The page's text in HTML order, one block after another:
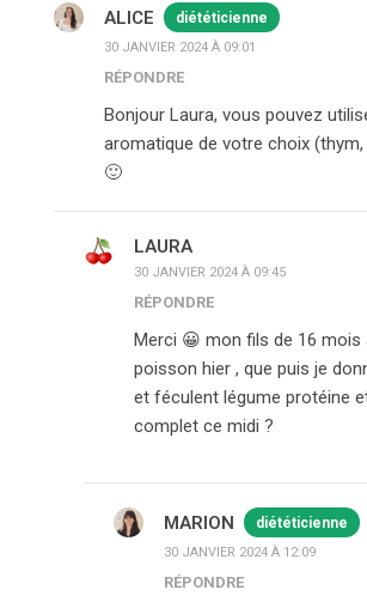
ALICE diététicienne
30 JANVIER 2024 À 09:01
RÉPONDRE
Bonjour Laura, vous pouvez
aromatique de votre choix
🙂
LAURA
30 JANVIER 2024 À 09:45
RÉPONDRE
Merci 😀 mon fils de 16 mois
poisson hier , que puis je
et féculent légume protéine
complet ce midi ?
MARION diététicienne
30 JANVIER 2024 À 12:09
RÉPONDRE